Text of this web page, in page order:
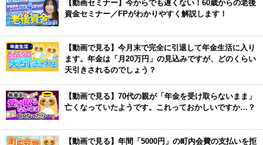
【動画セミナー】今からでも遅くない！60歳からの老後
資金セミナー／FPがわかりやすく解説します！
【動画で見る】今月末で完全に引退して年金生活に入り
ます。年金は「月20万円」の見込みですが、どのくらい
天引きされるのでしょう？
【動画で見る】70代の親が「年金を受け取らないまま」
亡くなっていたようです。これっておかしいですか…？
【動画で見る】年間「5000円」の町内会費の支払いを拒